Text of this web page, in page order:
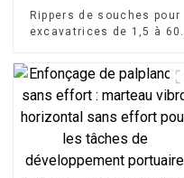
Rippers de souches pour
excavatrices de 1,5 à 60